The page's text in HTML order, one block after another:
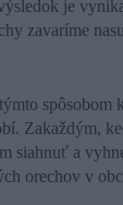
je
zavaríme
spôsobom
Zakaždým,
siahnuť a
orechov v